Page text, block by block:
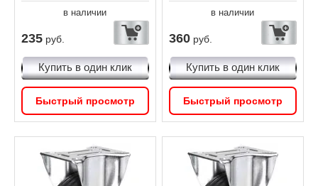
в наличии
235 руб.
Купить в один клик
Быстрый просмотр
в наличии
360 руб.
Купить в один клик
Быстрый просмотр